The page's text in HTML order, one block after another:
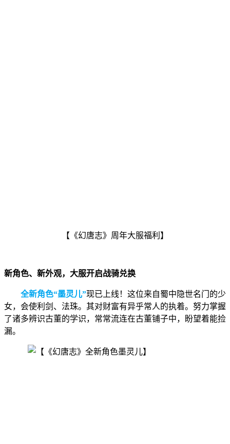
【《幻唐志》周年大服福利】
新角色、新外观，大服开启战骑兑换
全新角色“墨灵儿”现已上线！这位来自蜀中隐世名门的少
女，会使利剑、法珠。其对财富有异乎常人的执着。努力掌握
了诸多辨识古董的学识，常常流连在古董铺子中，盼望着能捡
漏。